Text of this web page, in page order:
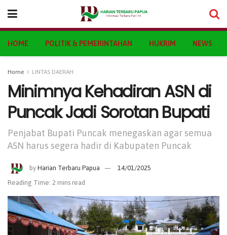
HOME POLITIK & PEMERINTAHAN HUKRIM NEWS
Home LINTAS DAERAH
Minimnya Kehadiran ASN di
Puncak Jadi Sorotan Bupati
Penjabat Bupati Puncak menegaskan agar semua
ASN harus segera hadir di Kabupaten Puncak
by Harian Terbaru Papua
14/01/2025
Reading Time: 2 mins read